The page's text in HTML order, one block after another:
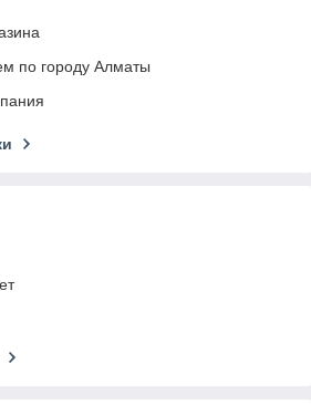
по городу Алматы